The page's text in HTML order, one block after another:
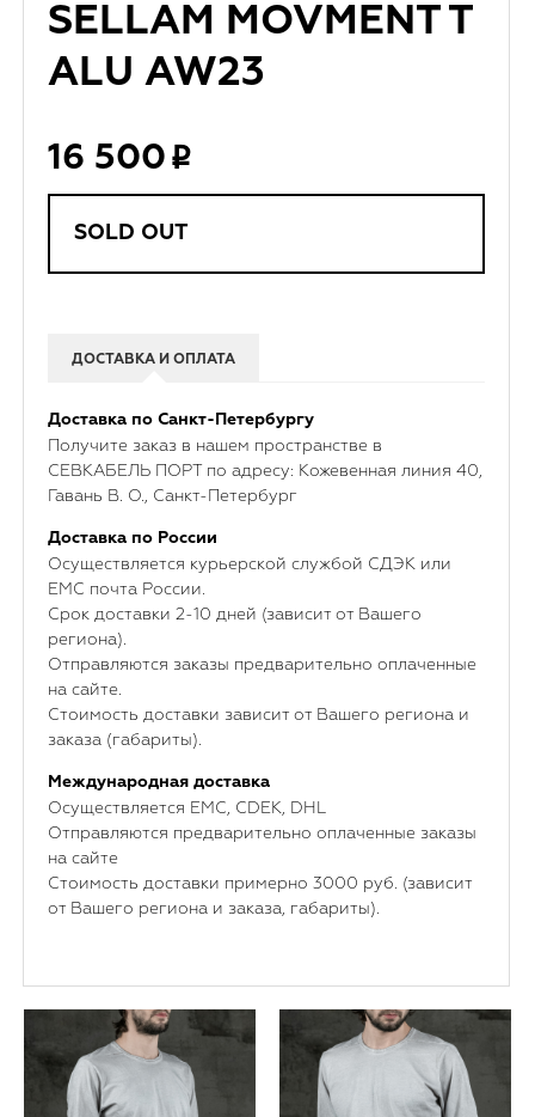
SELLAM MOVMENT T
ALU AW23
16 500
SOLD OUT
ДОСТАВКА И ОПЛАТА
Доставка по Санкт-Петербургу
Получите заказ в нашем пространстве в
СЕВКАБЕЛЬ ПОРТ по адресу: Кожевенная линия 40,
Гавань В. О., Санкт-Петербург
Доставка по России
Осуществляется курьерской службой СДЭК или
ЕМС почта России.
Срок доставки 2-10 дней (зависит от Вашего
региона).
Отправляются заказы предварительно оплаченные
на сайте.
Стоимость доставки зависит от Вашего региона и
заказа (габариты).
Международная доставка
Осуществляется ЕМС, CDEK, DHL
Отправляются предварительно оплаченные заказы
на сайте
Стоимость доставки примерно 3000 руб. (зависит
от Вашего региона и заказа, габариты).